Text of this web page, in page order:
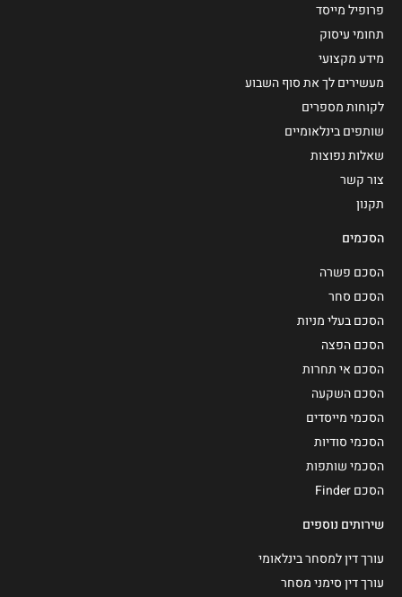
פרופיל מייסד
תחומי עיסוק
מידע מקצועי
מעשירים לך את סוף השבוע
לקוחות מספרים
שותפים בינלאומיים
שאלות נפוצות
צור קשר
תקנון
הסכמים
הסכם פשרה
הסכם סחר
הסכם בעלי מניות
הסכם הפצה
הסכם אי תחרות
הסכם השקעה
הסכמי מייסדים
הסכמי סודיות
הסכמי שותפות
הסכם Finder
שירותים נוספים
עורך דין למסחר בינלאומי
עורך דין סימני מסחר